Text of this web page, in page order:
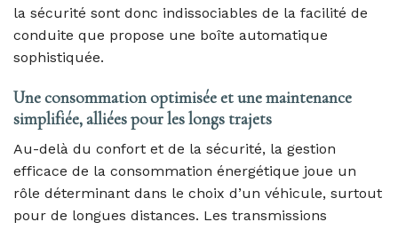
la sécurité sont donc indissociables de la facilité de
conduite que propose une boîte automatique
sophistiquée.
Une consommation optimisée et une maintenance
simplifiée, alliées pour les longs trajets
Au-delà du confort et de la sécurité, la gestion
efficace de la consommation énergétique joue un
rôle déterminant dans le choix d’un véhicule, surtout
pour de longues distances. Les transmissions